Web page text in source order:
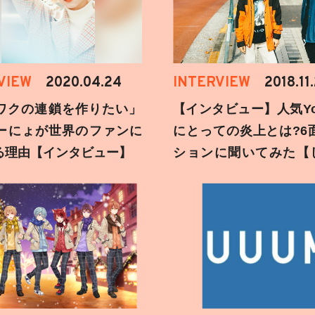
2020.04.24
クの連鎖を作りたい」
にょが世界のファンに
由【インタビュー】
INTERVIEW
【インタビュー】人気
にとっての炎上とは?6
ションに聞いてみた【